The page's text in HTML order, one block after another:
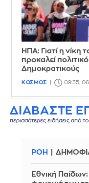
ΗΠΑ: Γιατί η νίκη
προκαλεί
Δημοκρατικούς
ΚΟΣΜΟΣ 09:35,
ΔΙΑΒΑΣΤΕ
περισσότερες ειδήσεις από
ΡΟΗ
Εθνική